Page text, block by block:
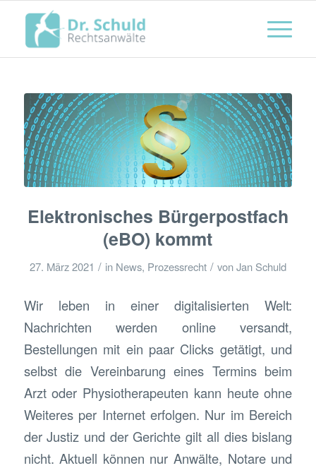
Elektronisches Bürgerpostfach
(eBO) kommt
27. März 2021 / in News, Prozessrecht / vonJan Schuld
Wir leben in einer digitalisierten Welt:
Nachrichten werden online versandt,
Bestellungen mit ein paar Clicks getätigt, und
selbst die Vereinbarung eines Termins beim
Arzt oder Physiotherapeuten kann heute ohne
Weiteres per Internet erfolgen. Nur im Bereich
der Justiz und der Gerichte gilt all dies bislang
nicht. Aktuell können nur Anwälte, Notare und